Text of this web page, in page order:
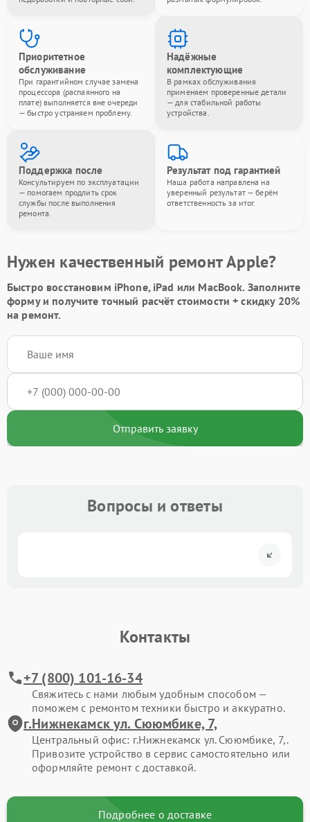
Приоритетное
обслуживание
При гарантийном случае замена
процессора (распаянного на
плате) выполняется вне очереди
— быстро устраняем проблему.
Надёжные
комплектующие
В рамках обслуживания
применяем проверенные детали
— для стабильной работы
устройства.
Поддержка после
Консультируем по эксплуатации
— помогаем продлить срок
службы после выполнения
ремонта.
Результат под гарантией
Наша работа направлена на
уверенный результат — берём
ответственность за итог.
Нужен качественный ремонт Apple?
Быстро восстановим iPhone, iPad или MacBook. Заполните
формуи получите точный расчёт стоимости +скидку 20%
на ремонт.
Отправить заявку
Вопросы и ответы
Контакты
+7 (800) 101-16-34
Свяжитесь с нами любым удобным способом —
поможем с ремонтом техники быстро и аккуратно.
г.Нижнекамск ул. Сююмбике, 7,
Центральный офис: г.Нижнекамск ул. Сююмбике, 7,.
Привозите устройство в сервис самостоятельно или
оформляйте ремонт с доставкой.
Подробнее о доставке